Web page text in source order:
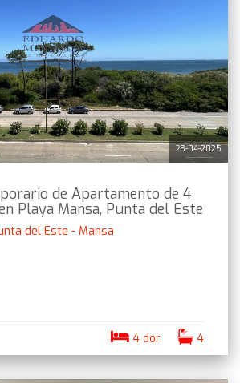
23-04-2025
de Apartamento de 4
Playa Mansa, Punta del Este
del Este - Mansa
4 dor. 4